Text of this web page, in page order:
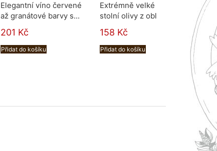
Elegantní víno červené
až granátové barvy s...
201 Kč
Přidat do košíku
Extrémně velké zelené
stolní olivy z oblasti...
158 Kč
Přidat do košíku
70